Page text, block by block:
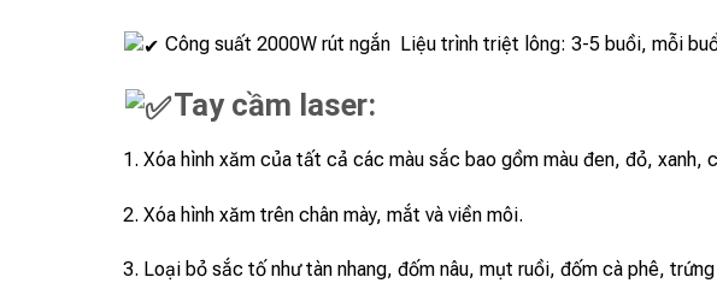
Công suất 2000W rút ngắn Liệu trình triệt lông: 3-5 buồi, mỗi
Tay cầm laser:
1. Xóa hình xăm của tất cả các màu sắc bao gồm màu đen, đỏ, xanh,
2. Xóa hình xăm trên chân mày, mắt và viền môi.
3. Loại bỏ sắc tố như tàn nhang, đốm nâu, mụt ruồi, đốm cà phê,